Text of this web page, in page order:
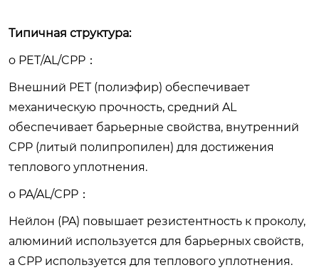
Типичная структура:
o PET/AL/CPP：
Внешний PET (полиэфир) обеспечивает
механическую прочность, средний AL
обеспечивает барьерные свойства, внутренний
CPP (литый полипропилен) для достижения
теплового уплотнения.
o PA/AL/CPP：
Нейлон (PA) повышает резистентность к проколу,
алюминий используется для барьерных свойств,
а CPP используется для теплового уплотнения.